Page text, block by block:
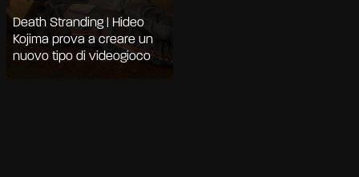
Death Stranding | Hideo
Kojima prova a creare un
nuovo tipo di videogioco